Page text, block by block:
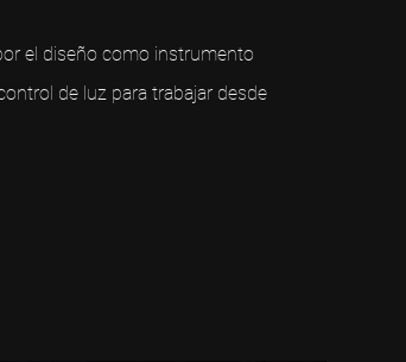
el diseño como instrumento
de luz para trabajar desde